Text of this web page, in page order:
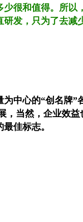
很和值得。所以
发，只为了去减
中心的“创名牌”
，当然，企业效益
佳标志。